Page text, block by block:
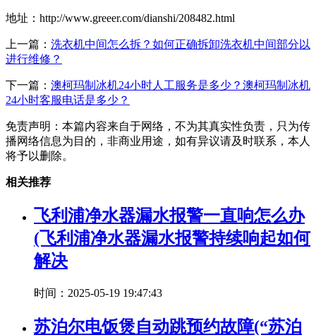
地址：http://www.greeer.com/dianshi/208482.html
上一篇： 洗衣机中间怎么拆？如何正确拆卸洗衣机中间部分以
进行维修？
下一篇： 澳柯玛制冰机24小时人工服务是多少？澳柯玛制冰机
24小时客服电话是多少？
免责声明：本篇内容来自于网络，不为其真实性负责，只为传
播网络信息为目的，非商业用途，如有异议请及时联系，本人
将予以删除。
相关推荐
飞利浦净水器漏水报警一直响怎么办
(飞利浦净水器漏水报警持续响起如何
解决
时间：2025-05-19 19:47:43
苏泊尔电饭煲自动跳预约故障(“苏泊